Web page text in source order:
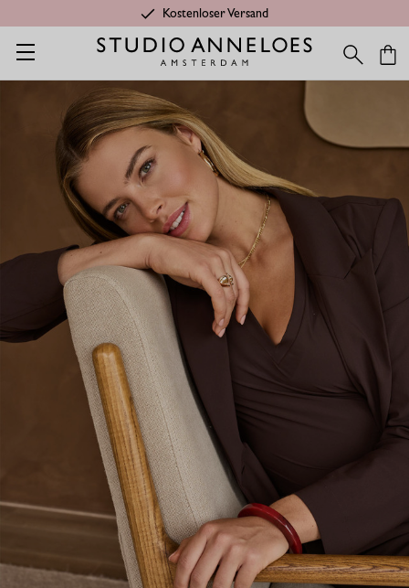
Kostenloser Versand
Startseite Shop Kategorien Shirts & Tops Emma Shirt -